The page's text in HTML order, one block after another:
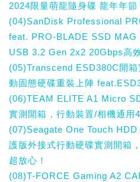
2024限量萌龍隨身碟 龍年年節
(04)SanDisk Professional
feat. PRO-BLADE SSD MAG
USB 3.2 Gen 2x2 20Gbps高
(05)Transcend ESD380C開
動固態硬碟重裝上陣
(06)TEAM ELITE A1 Micro
實測開箱，行動裝置/相機通用
(07)Seagate One Touch
護版外接式行動硬碟實測開箱
超放心！
(08)T-FORCE Gaming A2